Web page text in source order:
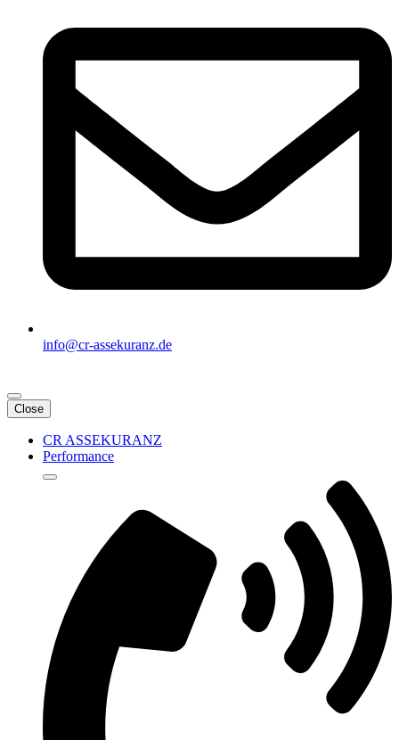
info@cr-assekuranz.de
Close
CR ASSEKURANZ
Performance